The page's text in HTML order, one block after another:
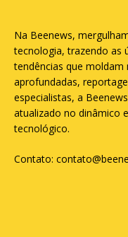
Na Beenews,
tecnologia, trazendo as
tendências que
aprofundadas,
especialistas, a
atualizado no dinâmico
tecnológico.
Contato: